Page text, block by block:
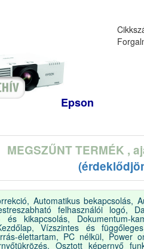
Epson
MEGSZŰNT TERMÉK ,
Automatikus bekapcsolás,
felhasználói logó,
és kikapcsolás, Dokumentum-
Vízszintes és
élettartam, PC nélkül, Power
Osztott képernyő